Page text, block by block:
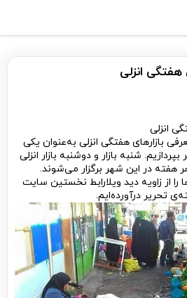
هفتگی انزلی
انزلی
بازارهای هفتگی انزلی به‌عنوان یکی
شنبه بازار و دوشنبه بازار انزلی
هفته در این شهر برگزار می‌شوند.
را از زاویه دید ویلارابط نخستین سایت
تحریر درآورده‌ایم.